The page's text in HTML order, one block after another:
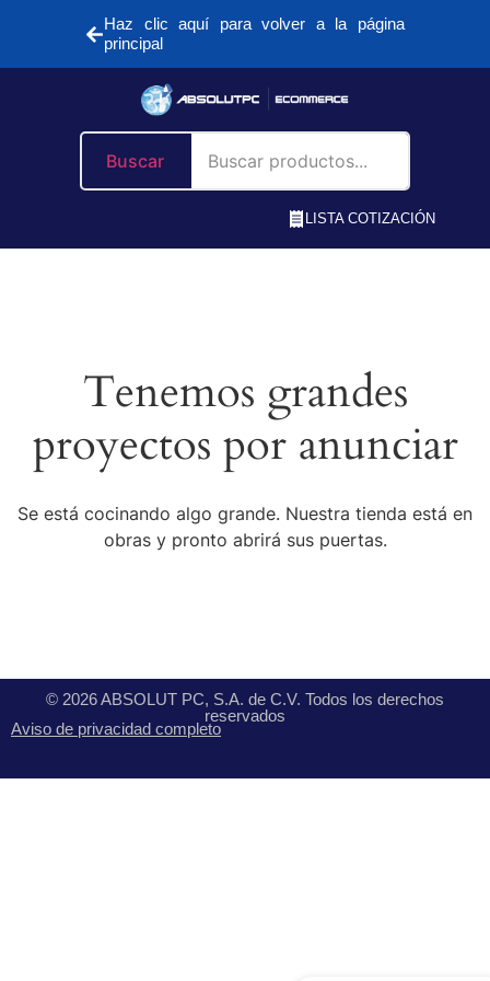
Haz clic aquí para volver a la página
principal
Buscar
LISTA COTIZACIÓN
Tenemos grandes
proyectos por anunciar
Se está cocinando algo grande. Nuestra tienda está en
obras y pronto abrirá sus puertas.
© 2026 ABSOLUT PC, S.A. de C.V. Todos los derechos
reservados
Aviso de privacidad completo